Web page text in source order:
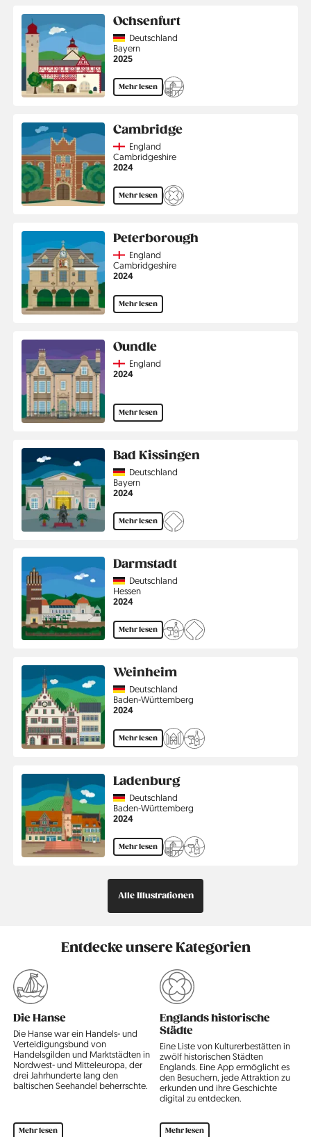
Ochsenfurt
CountryDeutschland
Region
Bayern
Jahr
2025
Mehr lesen
Cambridge
CountryEngland
Region
Cambridgeshire
Jahr
2024
Mehr lesen
Peterborough
CountryEngland
Region
Cambridgeshire
Jahr
2024
Mehr lesen
Oundle
CountryEngland
Jahr
2024
Mehr lesen
Bad Kissingen
CountryDeutschland
Region
Bayern
Jahr
2024
Mehr lesen
Darmstadt
CountryDeutschland
Region
Hessen
Jahr
2024
Mehr lesen
Weinheim
CountryDeutschland
Region
Baden-Württemberg
Jahr
2024
Mehr lesen
Ladenburg
CountryDeutschland
Region
Baden-Württemberg
Jahr
2024
Mehr lesen
Alle Illustrationen
Entdecke unsere Kategorien
Die Hanse
Die Hanse war ein Handels- und
Verteidigungsbund von
Handelsgilden und Marktstädten in
Nordwest- und Mitteleuropa, der
drei Jahrhunderte lang den
baltischen Seehandel beherrschte.
Mehr lesen
Englands historische
Städte
Eine Liste von Kulturerbestätten in
zwölf historischen Städten
Englands. Eine App ermöglicht es
den Besuchern, jede Attraktion zu
erkunden und ihre Geschichte
digital zu entdecken.
Mehr lesen